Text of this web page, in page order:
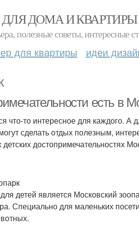
ДЛЯ ДОМА И КВАРТИРЫ
полезные советы, интересные
для квартиры идеи
есть в
что-то интересное для каждого. А
сделать отдых полезным,
достопримечательностях
детей является Московский
Специально для маленьких